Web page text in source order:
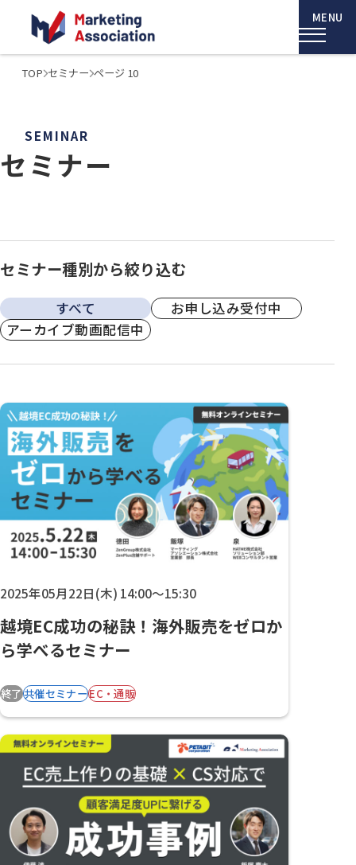
SEMINAR
セミナー
TOP セミナー ページ 10
セミナー種別から絞り込む
すべて
お申し込み受付中
アーカイブ動画配信中
2025年05月22日(木) 14:00～15:30
越境EC成功の秘訣！海外販売をゼロか
ら学べるセミナー
終了共催セミナーEC・通販